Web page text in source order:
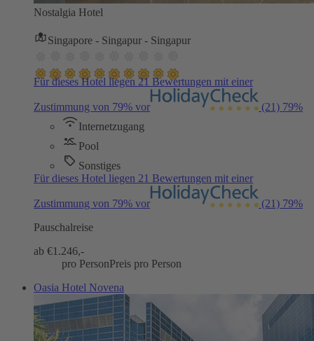
Nostalgia Hotel
Singapore - Singapur - Singapur
Für dieses Hotel liegen 21 Bewertungen mit einer
Zustimmung von 79% vor (21) 79%
Internetzugang
Pool
Sonstiges
Für dieses Hotel liegen 21 Bewertungen mit einer
Zustimmung von 79% vor (21) 79%
Pauschalreise
ab €1.246,-
pro PersonPreis pro Person
Oasia Hotel Novena